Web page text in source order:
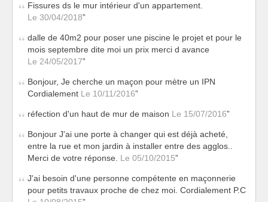
Fissures ds le mur intérieur d'un appartement.
Le 30/04/2018
dalle de 40m2 pour poser une piscine le projet et pour le
mois septembre dite moi un prix merci d avance
Le 24/05/2017
Bonjour, Je cherche un maçon pour mètre un IPN
Cordialement Le 10/11/2016
réfection d'un haut de mur de maison Le 15/07/2016
Bonjour J'ai une porte à changer qui est déjà acheté,
entre la rue et mon jardin à installer entre des agglos..
Merci de votre réponse. Le 05/10/2015
J'ai besoin d'une personne compétente en maçonnerie
pour petits travaux proche de chez moi. Cordialement P.C